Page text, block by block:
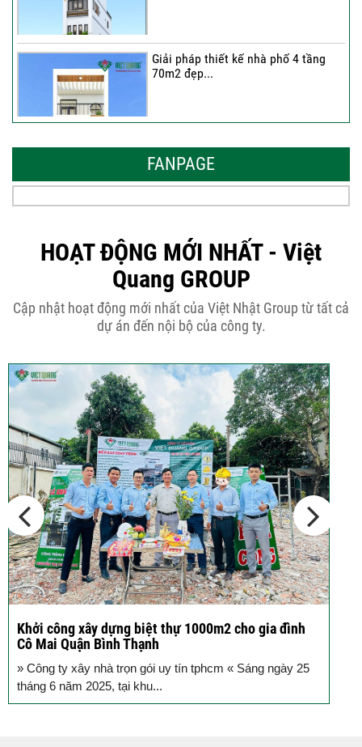
Giải pháp thiết kế nhà phố 4 tầng
70m2 đẹp...
đẹp, sang...
50m2...
Những điều cần biết khi thiết kế nhà
phố 5...
Cập nhật xu thế thiết kế nhà phố 5
tầng...
Các thiết kế nhà phố 2 tầng 110m2
đơn giản,...
FANPAGE
HOẠT ĐỘNG MỚI NHẤT - Việt
Quang GROUP
Cập nhật hoạt động mới nhất của Việt Nhật Group từ tất cả
dự án đến nội bộ của công ty.
Khởi công xây dựng biệt thự 1000m2 cho gia đình
Cô Mai Quận Bình Thạnh
» Công ty xây nhà trọn gói uy tín tphcm « Sáng ngày 25
tháng 6 năm 2025, tại khu...